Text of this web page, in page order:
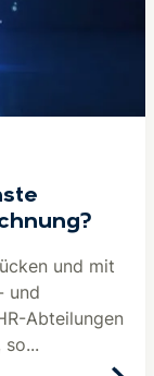
und mit
und
Abteilungen